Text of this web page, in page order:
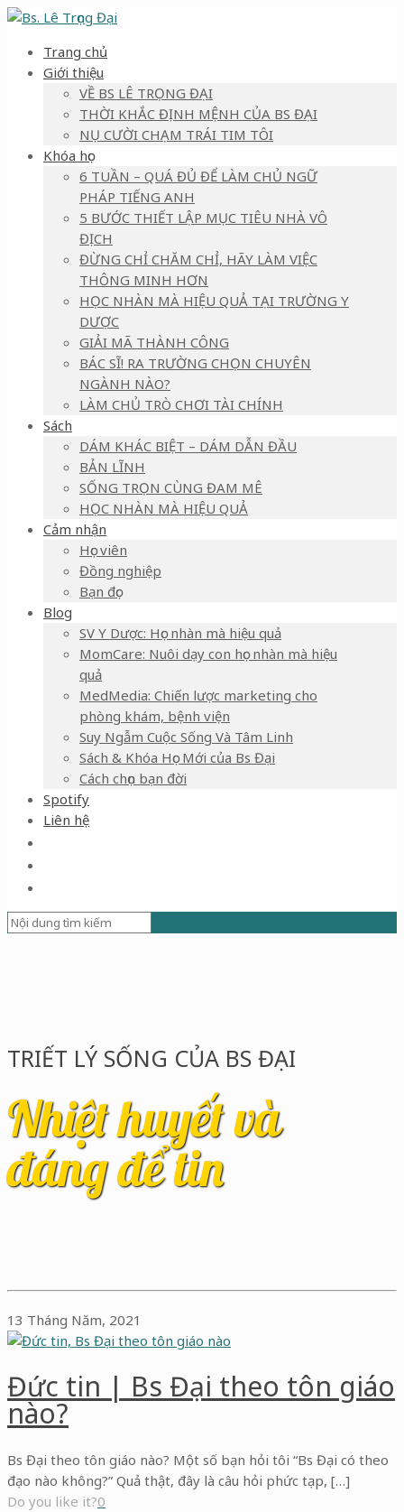
Trang chủ
Giới thiệu
VỀ BS LÊ TRỌNG ĐẠI
THỜI KHẮC ĐỊNH MỆNH CỦA BS ĐẠI
NỤ CƯỜI CHẠM TRÁI TIM TÔI
Khóa học
6 TUẦN – QUÁ ĐỦ ĐỂ LÀM CHỦ NGỮ
PHÁP TIẾNG ANH
5 BƯỚC THIẾT LẬP MỤC TIÊU NHÀ VÔ
ĐỊCH
ĐỪNG CHỈ CHĂM CHỈ, HÃY LÀM VIỆC
THÔNG MINH HƠN
HỌC NHÀN MÀ HIỆU QUẢ TẠI TRƯỜNG Y
DƯỢC
GIẢI MÃ THÀNH CÔNG
BÁC SĨ! RA TRƯỜNG CHỌN CHUYÊN
NGÀNH NÀO?
LÀM CHỦ TRÒ CHƠI TÀI CHÍNH
Sách
DÁM KHÁC BIỆT – DÁM DẪN ĐẦU
BẢN LĨNH
SỐNG TRỌN CÙNG ĐAM MÊ
HỌC NHÀN MÀ HIỆU QUẢ
Cảm nhận
Học viên
Đồng nghiệp
Bạn đọc
Blog
SV Y Dược: Học nhàn mà hiệu quả
MomCare: Nuôi dạy con học nhàn mà hiệu
quả
MedMedia: Chiến lược marketing cho
phòng khám, bệnh viện
Suy Ngẫm Cuộc Sống Và Tâm Linh
Sách & Khóa Học Mới của Bs Đại
Cách chọn bạn đời
Spotify
Liên hệ
TRIẾT LÝ SỐNG CỦA BS ĐẠI
Nhiệt huyết và
đáng để tin
13 Tháng Năm, 2021
Đức tin | Bs Đại theo tôn giáo
nào?
Bs Đại theo tôn giáo nào? Một số bạn hỏi tôi “Bs Đại có theo
đạo nào không?” Quả thật, đây là câu hỏi phức tạp, […]
Do you like it?0